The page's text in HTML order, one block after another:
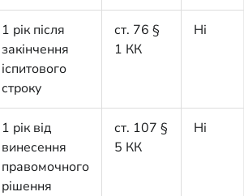
1 рік після
закінчення
іспитового
строку
ст. 76 §
1 КК
Ні
1 рік від
винесення
правомочного
рішення
ст. 107 §
5 КК
Ні